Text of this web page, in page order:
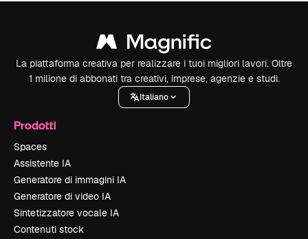
La piattaforma creativa per realizzare i tuoi migliori lavori. Oltre
1 milione di abbonati tra creativi, imprese, agenzie e studi.
Italiano
Prodotti
Spaces
Assistente IA
Generatore di immagini IA
Generatore di video IA
Sintetizzatore vocale IA
Contenuti stock